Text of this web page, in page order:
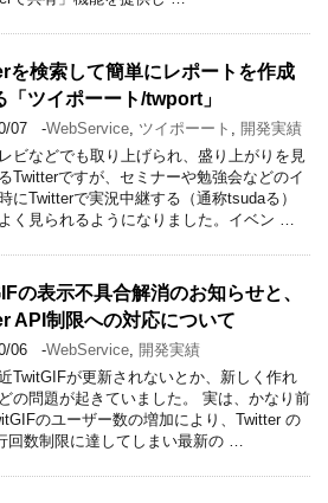
を検索して簡単にレポートを作成
「ツイポーート/twport」
07 -WebService, ツイポーート , 開発実績
ビなどでも取り上げられ、盛り上がりを見
Twitterですが、セミナーや勉強会などのイ
にTwitterで実況中継する（通称tsudaる）
く見られるようになりました。イベン …
の表示不具合解消のお知らせと、
API制限への対応について
06 -WebService, 開発実績
TwitGIFが更新されないとか、新しく作れ
の問題が起きていました。 実は、かなり前
のユーザー数の増加により、Twitter の
回数制限に達してしまい最新の …